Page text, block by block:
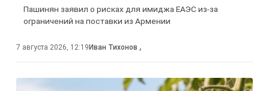
Пашинян заявил о рисках для имиджа ЕАЭС из-за
ограничений на поставки из Армении
7 августа 2026, 12:19 Иван Тихонов ,